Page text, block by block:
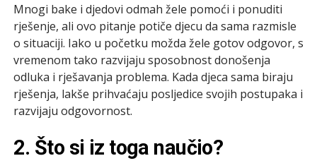
Mnogi bake i djedovi odmah žele pomoći i ponuditi
rješenje, ali ovo pitanje potiče djecu da sama razmisle
o situaciji. Iako u početku možda žele gotov odgovor, s
vremenom tako razvijaju sposobnost donošenja
odluka i rješavanja problema. Kada djeca sama biraju
rješenja, lakše prihvaćaju posljedice svojih postupaka i
razvijaju odgovornost.
2. Što si iz toga naučio?